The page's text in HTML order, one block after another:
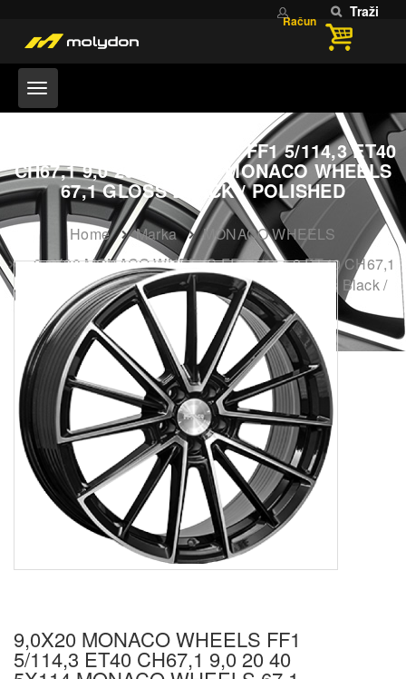
Račun
Traži
9,0X20 MONACO WHEELS FF1 5/114,3 ET40
CH67,1 9,0 20 40 5X114 MONACO WHEELS
67,1 GLOSS BLACK / POLISHED
Home Marka
MONACO WHEELS
9,0X20 MONACO WHEELS FF1 5/114,3 ET40 CH67,1
9,0 20 40 5X114 MONACO WHEELS 67,1 Gloss Black /
Polished
9,0X20 MONACO WHEELS FF1
5/114,3 ET40 CH67,1 9,0 20 40